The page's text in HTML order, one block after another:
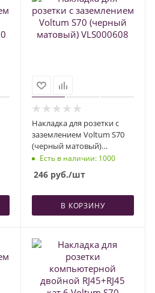
Накладка для розетки с
заземлением Voltum S70
(черный матовый)
VLS000608
Есть в наличии: 1000
246руб./шт
В КОРЗИНУ